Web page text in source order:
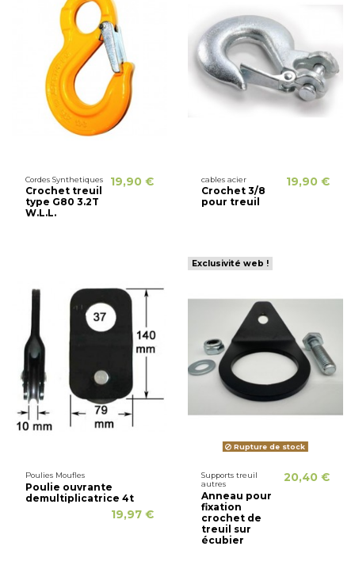
Cordes Synthetiques
Crochet treuil
type G80 3.2T
W.L.L.
19,90 € cables acier
Crochet 3/8
pour treuil
19,90 €
Poulies Moufles
Poulie ouvrante
demultiplicatrice 4t
19,97 €
Exclusivité web !
Rupture de stock
Supports treuil
autres
Anneau pour
fixation
crochet de
treuil sur
écubier
20,40 €